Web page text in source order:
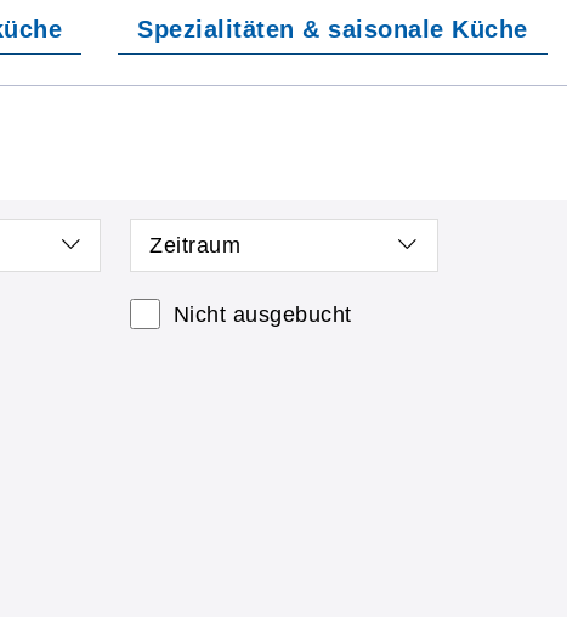
Spezialitäten & saisonale Küche
Zeitraum
Nicht ausgebucht